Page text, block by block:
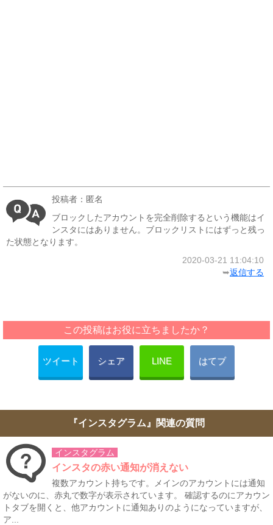
投稿者：匿名
ブロックしたアカウントを完全削除するという機能はイ
ンスタにはありません。ブロックリストにはずっと残っ
た状態となります。
2020-03-21 11:04:10
➥返信する
この投稿はお役に立ちましたか？
ツイート シェア LINE はてブ
『インスタグラム』関連の質問
インスタグラム
インスタの赤い通知が消えない
複数アカウント持ちです。メインのアカウントには通知
がないのに、赤丸で数字が表示されています。 確認するのにアカウン
トタブを開くと、他アカウントに通知ありのようになっていますが、
ア...